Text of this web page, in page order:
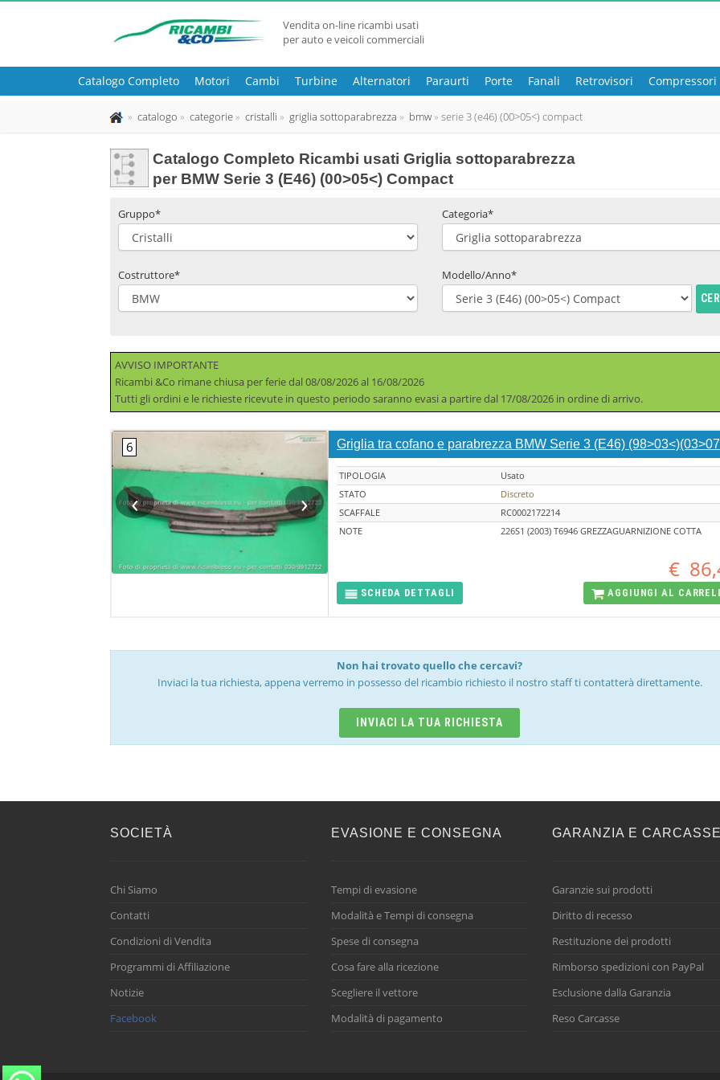
Vendita on-line ricambi usati
per auto e veicoli commerciali
Catalogo Completo Motori Cambi Turbine Alternatori Paraurti Porte Fanali Retrovisori Compressori
catalogo categorie cristalli griglia sottoparabrezza bmw serie 3 (e46) (00>05<) compact
Catalogo Completo Ricambi usati Griglia sottoparabrezza
per BMW Serie 3 (E46) (00>05<) Compact
Gruppo* Categoria*
Costruttore* Modello/Anno*
AVVISO IMPORTANTE
Ricambi &Co rimane chiusa per ferie dal 08/08/2026 al 16/08/2026
Tutti gli ordini e le richieste ricevute in questo periodo saranno evasi a partire dal 17/08/2026 in ordine di arrivo.
‹ ›
Griglia tra cofano e parabrezza BMW Serie 3 (E46)
TIPOLOGIA
Usato
STATO
Discreto
SCAFFALE
RC0002172214
NOTE
226S1 (2003) T6946 GREZZAGUARNIZIONE COTTA
€
SCHEDA DETTAGLI AGGIUNGI AL
Non hai trovato quello che cercavi?
Inviaci la tua richiesta, appena verremo in possesso del ricambio richiesto il nostro staff ti contatterà direttamente.
INVIACI LA TUA RICHIESTA
SOCIETÀ
Chi Siamo
Contatti
Condizioni di Vendita
Programmi di Affiliazione
Notizie
Facebook
EVASIONE E CONSEGNA
Tempi di evasione
Modalità e Tempi di consegna
Spese di consegna
Cosa fare alla ricezione
Scegliere il vettore
Modalità di pagamento
GARANZIA E CARCASSE
Garanzie sui prodotti
Diritto di recesso
Restituzione dei prodotti
Rimborso spedizioni con PayPal
Esclusione dalla Garanzia
Reso Carcasse